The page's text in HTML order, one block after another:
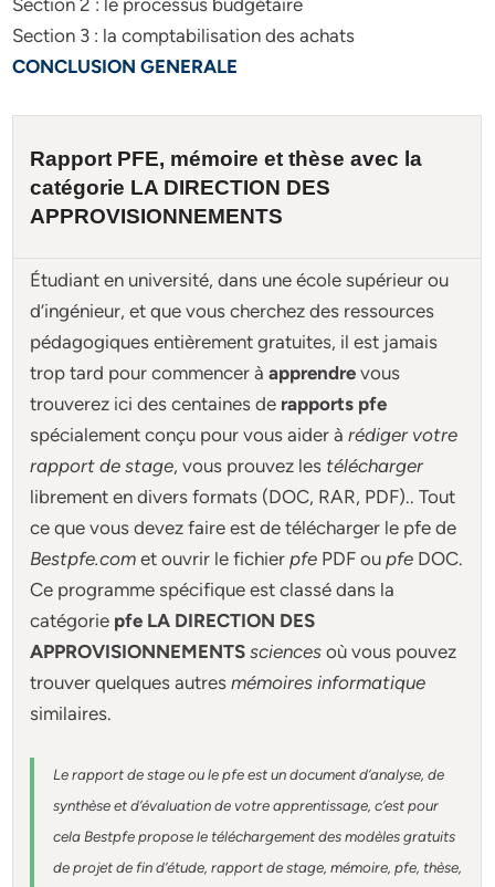
Section 2 : le processus budgétaire
Section 3 : la comptabilisation des achats
CONCLUSION GENERALE
Rapport PFE, mémoire etthèse avec la
catégorie LA DIRECTION DES
APPROVISIONNEMENTS
Étudiant en université, dans une école supérieur ou
d’ingénieur, et que vous cherchez des ressources
pédagogiques entièrement gratuites, il est jamais
trop tard pour commencer àapprendre vous
trouverez ici des centaines de rapports pfe
spécialement conçu pourvous aider àrédiger votre
rapport de stage, vous prouvez les télécharger
librement en divers formats (DOC, RAR, PDF).. Tout
ce que vous devez faire est de télécharger le pfe de
Bestpfe.com et ouvrir le fichierpfe PDF oupfe DOC.
Ce programme spécifique est classé dans la
catégorie pfe LA DIRECTION DES
APPROVISIONNEMENTSsciencesoù vous pouvez
trouver quelques autresmémoires informatique
similaires.
Le rapport de stage ou le pfe est un document d’analyse, de
synthèse et d’évaluation de votre apprentissage, c’est pour
cela Bestpfepropose le téléchargement des modèles gratuits
de projet de fin d’étude, rapport de stage, mémoire, pfe, thèse,